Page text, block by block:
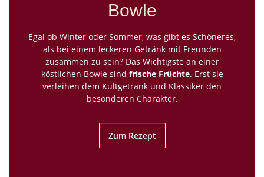
Bowle
Egal ob Winter oder Sommer, was gibt es Schöneres,
als bei einem leckeren Getränk mit Freunden
zusammen zu sein? Das Wichtigste an einer
köstlichen Bowle sind frische Früchte. Erst sie
verleihen dem Kultgetränk und Klassiker den
besonderen Charakter.
Zum Rezept